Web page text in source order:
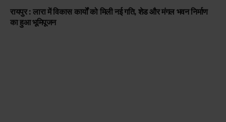
रायपुर : लारा में विकास कार्यों को मिली नई गति, शेड और मंगल भवन निर्माण
का हुआ भूमिपूजन